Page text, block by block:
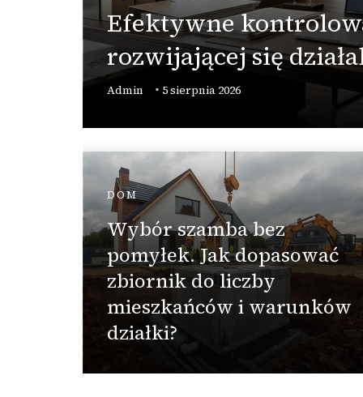
Efektywne
rozwijającej się
Admin 5 sierpnia 2026
DOM
Wybór szamba bez
pomyłek. Jak dopasować
zbiornik do liczby
mieszkańców i warunków
działki?